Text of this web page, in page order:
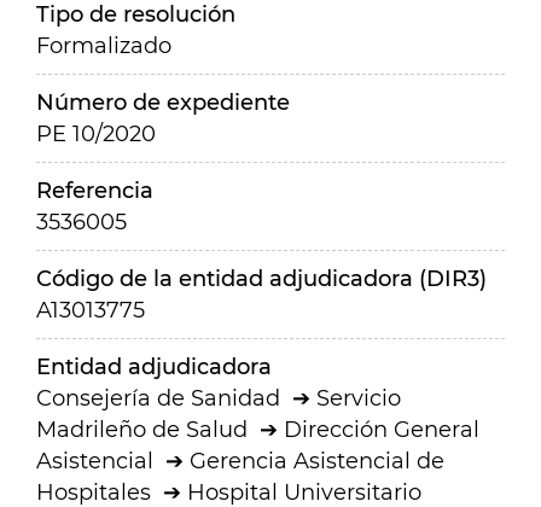
Tipo de resolución
Formalizado
Número de expediente
PE 10/2020
Referencia
3536005
Código de la entidad adjudicadora (DIR3)
A13013775
Entidad adjudicadora
Consejería de Sanidad
Servicio
Madrileño de Salud
Dirección General
Asistencial
Gerencia Asistencial de
Hospitales
Hospital Universitario